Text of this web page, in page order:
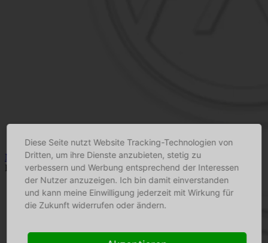
Nationalpark Kalkalpenfisch - Maximilian Weißenbacher e. U.
Fischzucht
Diese Seite nutzt Website Tracking-Technologien von
Dritten, um ihre Dienste anzubieten, stetig zu
verbessern und Werbung entsprechend der Interessen
der Nutzer anzuzeigen. Ich bin damit einverstanden
und kann meine Einwilligung jederzeit mit Wirkung für
die Zukunft widerrufen oder ändern.